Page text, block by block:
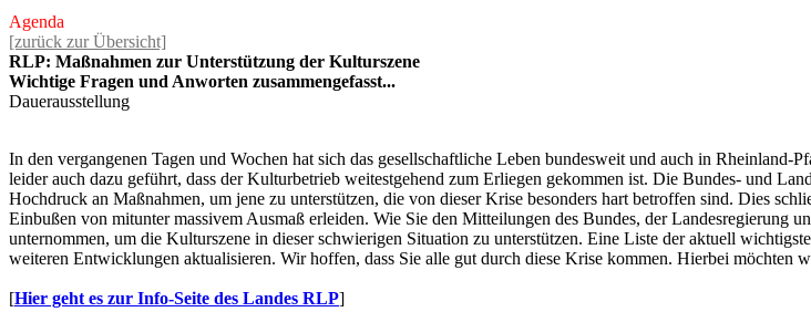
Agenda
[zurück zur Übersicht]
RLP: Maßnahmen zur Unterstützung der Kulturszene
Wichtige Fragen und Anworten zusammengefasst...
Dauerausstellung
In den vergangenen Tagen und Wochen hat sich das gesellschaftliche Leben bundesweit und auch in
leider auch dazu geführt, dass der Kulturbetrieb weitestgehend zum Erliegen gekommen ist. Die Bundes- und
Hochdruck an Maßnahmen, um jene zu unterstützen, die von dieser Krise besonders hart betroffen sind. Dies
Einbußen von mitunter massivem Ausmaß erleiden. Wie Sie den Mitteilungen des Bundes, der Landesregierung
unternommen, um die Kulturszene in dieser schwierigen Situation zu unterstützen. Eine Liste der aktuell
weiteren Entwicklungen aktualisieren. Wir hoffen, dass Sie alle gut durch diese Krise kommen. Hierbei möchten
[Hier geht es zur Info-Seite des Landes RLP]